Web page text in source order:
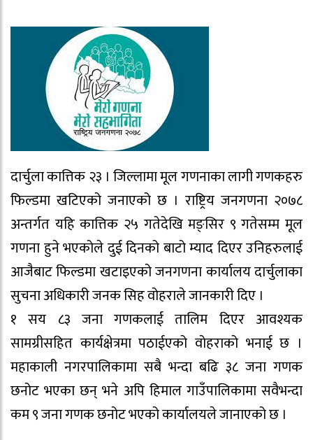
दार्चुला कात्तिक २३ । जिल्लामा मूल गणनाका लागी गणकहरु
फिल्डमा खटिएको जनाएको छ । राष्ट्रिय जनगणना २०७८
अन्तर्गत यहि कात्तिक २५ गतेदेखि मङ्सिर ९ गतेसम्म मूल
गणना हुने भएकोले दुई दिनको बाटो म्याद दिएर उनिहरुलाई
आजैबाट फिल्डमा खटाइएको जनगणना कार्यालय दार्चुलाका
सुचना अधिकारी जनक सिह वोहराले जानकारी दिए ।
१ सय ८३ जना गणकलाई तालिम दिएर आवश्यक
सामग्रीसहित कार्यक्षेत्रमा पठाईएको वोहराको भनाई छ ।
महाकाली नगरपालिकामा सबै भन्दा बढि ३८ जना गणक
छनोट भएका छन् भने अपि हिमाल गाउँपालिकामा सवैभन्दा
कम ९ जना गणक छनोट भएको कार्यालयले जानाएको छ ।